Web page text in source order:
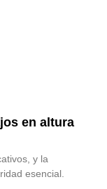
en altura
y la
esencial.